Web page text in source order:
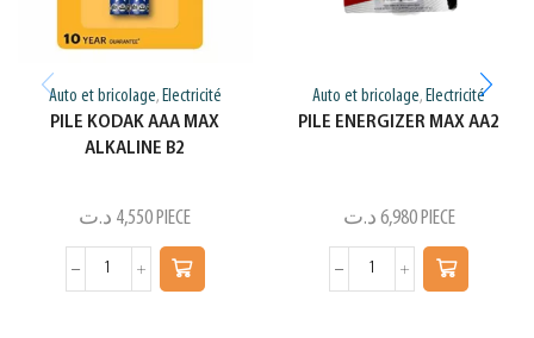
Auto et bricolage, Electricité
PILE KODAK AAA MAX
ALKALINE B2
4,550 د.ت PIECE
Auto et bricolage, Electricité
PILE ENERGIZER MAX AA2
6,980 د.ت PIECE